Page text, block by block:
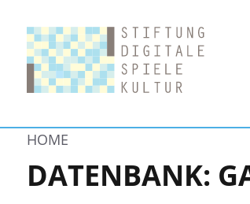
HOME
DATENBANK: